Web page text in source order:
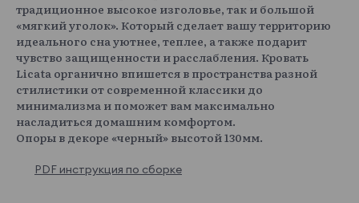
традиционное высокое изголовье, так и большой
«мягкий уголок». Который сделает вашу территорию
идеального сна уютнее, теплее, а также подарит
чувство защищенности и расслабления. Кровать
Licata органично впишется в пространства разной
стилистики от современной классики до
минимализма и поможет вам максимально
насладиться домашним комфортом.
Опоры в декоре «черный» высотой 130мм.
PDF инструкция по сборке